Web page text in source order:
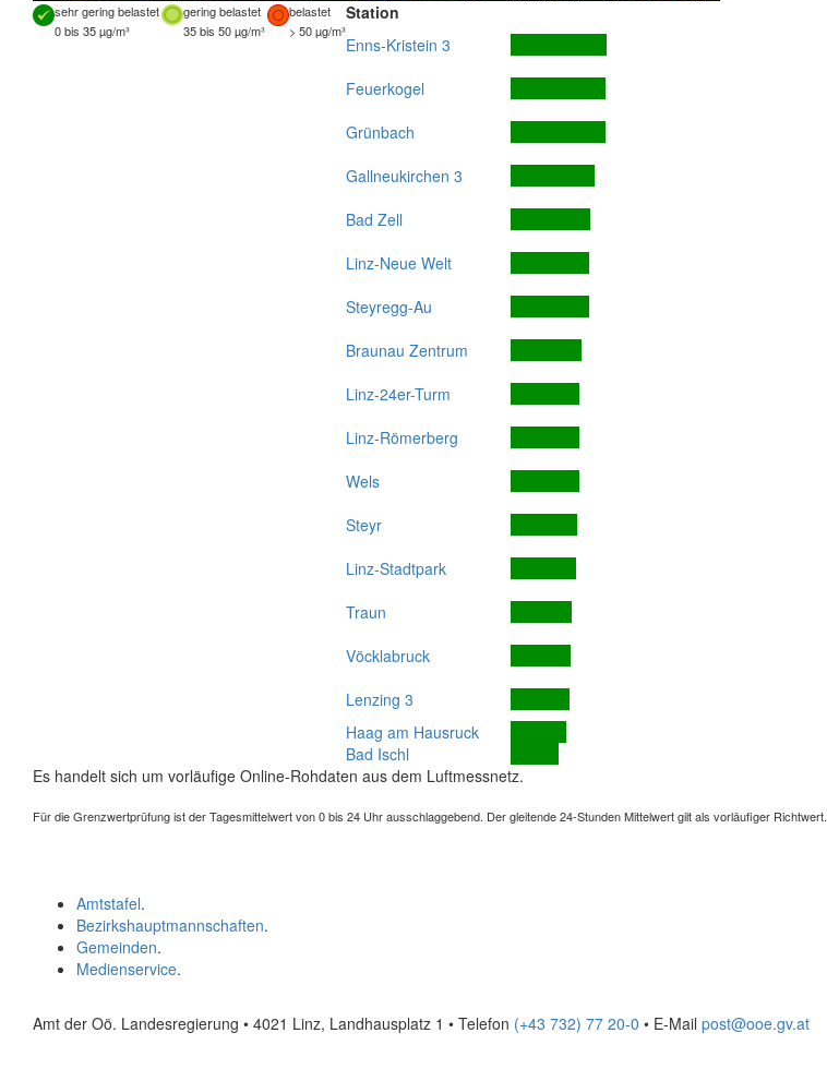
sehr gering belastet gering belastet
belastet
0 bis 35 µg/m³
35 bis 50 µg/m³ > 50 µg/m³
Station
Enns-Kristein 3
Feuerkogel
Grünbach
Gallneukirchen 3
Bad Zell
Linz-Neue Welt
Steyregg-Au
Braunau Zentrum
Linz-24er-Turm
Linz-Römerberg
Wels
Steyr
Linz-Stadtpark
Traun
Vöcklabruck
Lenzing 3
Haag am Hausruck
Bad Ischl
Es handelt sich um vorläufige Online-Rohdaten aus dem Luftmessnetz.
Für die Grenzwertprüfung ist der Tagesmittelwert von 0 bis 24 Uhr ausschlaggebend. Der gleitende 24-Stunden Mittelwert gilt als vorläufiger Richtwert.
Amtstafel.
Bezirkshauptmannschaften.
Gemeinden.
Medienservice.
Amt der Oö. Landesregierung • 4021 Linz, Landhausplatz 1 • Telefon (+43 732) 77 20-0 • E-Mail post@ooe.gv.at